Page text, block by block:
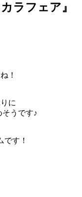
ラフェア』
！
に
うです♪
です！